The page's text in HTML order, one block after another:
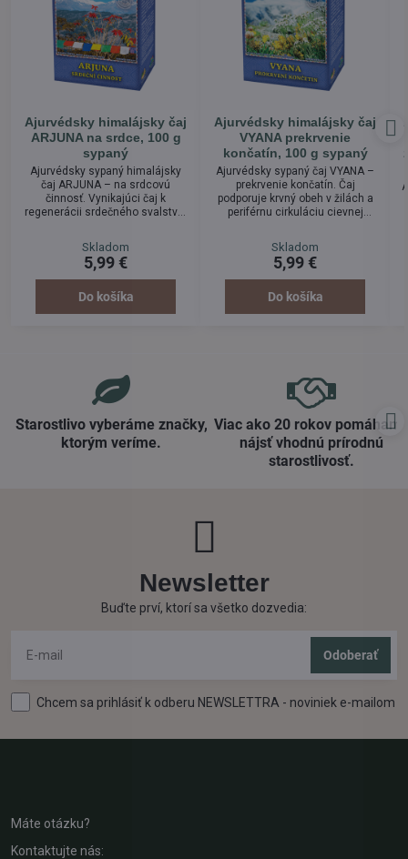
Ajurvédsky himalájsky čaj
ARJUNA na srdce, 100 g
sypaný
Ajurvédsky sypaný himalájsky
čaj ARJUNA – na srdcovú
činnosť. Vynikajúci čaj k
regenerácii srdečného svalstva.
systém. Povzbudzuje
organizmus pri zvýšenej
pracovnej námahe a fyzickom
zaťažení. Pomáha pri srdečnej
Skladom
5,99 €
Do košíka
Ajurvédsky himalájsky čaj
VYANA prekrvenie
končatín, 100 g sypaný
Ajurvédsky sypaný čaj VYANA –
prekrvenie končatín. Čaj
podporuje krvný obeh v žilách a
periférnu cirkuláciu cievnej
Zlepšuje miestne prekrvenie
tkanív a podporuje proces
bunkovej výživy. Podporuje krvný
obeh v jemných krvných cievach
Skladom
5,99 €
Do košíka
Starostlivo vyberáme značky,
ktorým veríme​.
Viac ako 20 rokov
nájsť vhodnú prírodnú
starostlivosť​.
Newsletter
Buďte prví, ktorí sa všetko dozvedia:
Odoberať
Chcem sa prihlásiť k odberu NEWSLETTRA - noviniek e-mailom
Máte otázku?
Kontaktujte nás: